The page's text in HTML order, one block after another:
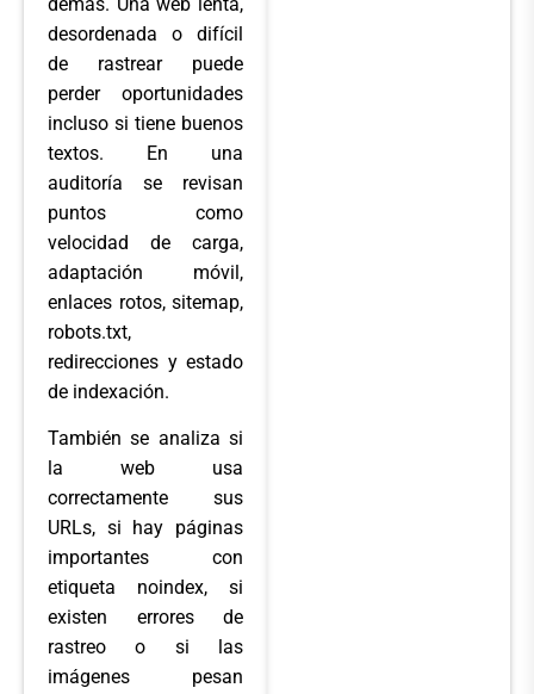
desordenada o difícil
de rastrear puede
perder oportunidades
incluso si tiene buenos
textos. En una
auditoría se revisan
puntos como
velocidad de carga,
adaptación móvil,
enlaces rotos, sitemap,
robots.txt,
redirecciones y estado
de indexación.
También se analiza si
la web usa
correctamente sus
URLs, si hay páginas
importantes con
etiqueta noindex, si
existen errores de
rastreo o si las
imágenes pesan